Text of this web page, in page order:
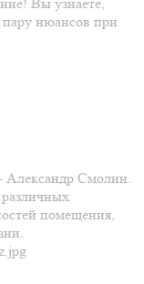
пару нюансов при
- Александр Смолин.
помещения,